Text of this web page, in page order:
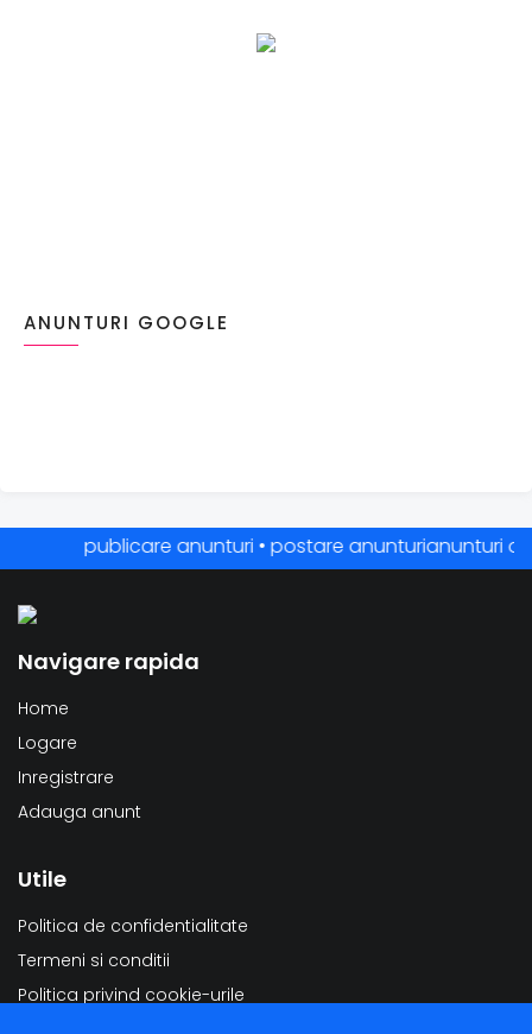
ANUNTURI GOOGLE
publicare anunturi • postare anunturianunturi
Navigare rapida
Home
Logare
Inregistrare
Adauga anunt
Utile
Politica de confidentialitate
Termeni si conditii
Politica privind cookie-urile